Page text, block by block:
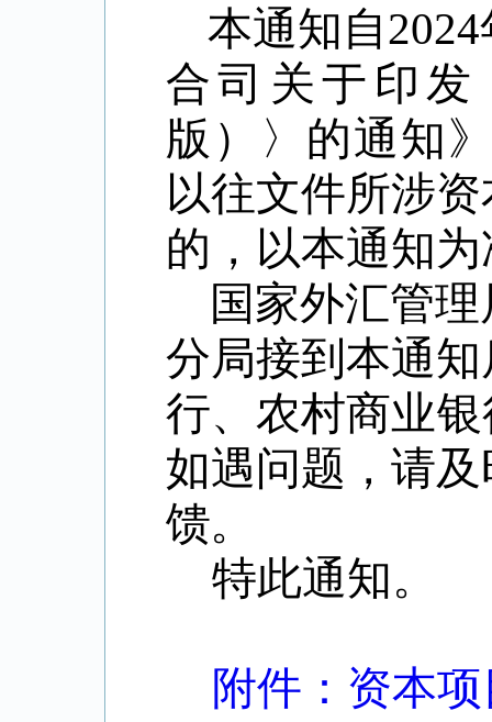
本通知自2024
合司关于印
版）〉的通知
以往文件所涉
的，以本通知
国家外汇管理
分局接到本通
行、农村商业
如遇问题，请
馈。
特此通知。
附件：资本